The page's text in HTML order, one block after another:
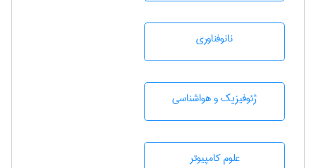
نانوفناوری
ژئوفيزيك و هواشناسی
علوم کامپیوتر